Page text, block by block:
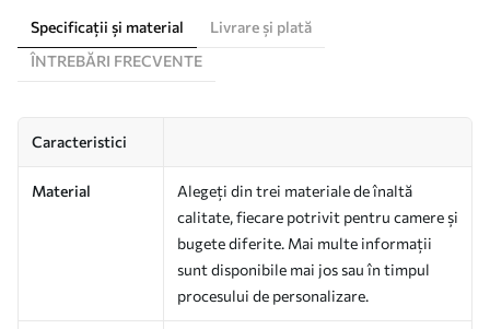
Specificații și material
Livrare și plată
ÎNTREBĂRI FRECVENTE
Caracteristici
Material
Alegeți din trei materiale de înaltă
calitate, fiecare potrivit pentru camere și
bugete diferite. Mai multe informații
sunt disponibile mai jos sau în timpul
procesului de personalizare.